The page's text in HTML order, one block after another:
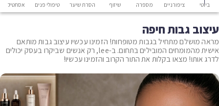
ביוטי ציפורניים מספרה שיזוף הסרת שיער טיפולי פנים אסתטיקה
עיצוב גבות חיפה
מראה מושלם מתחיל בגבות מטופחות! הזמינו עכשיו עיצוב גבות מותאם
אישית מהמומחים המובילים בתחום. ב-lee, רק אנשים שביקרו בעסק יכולים
לדרג אותו! מצאו בקלות את התור הקרוב והזמינו עכשיו!